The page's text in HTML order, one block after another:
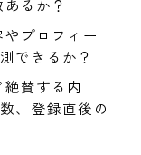
るか？
プロフィー
できるか？
賛する内
、登録直後の